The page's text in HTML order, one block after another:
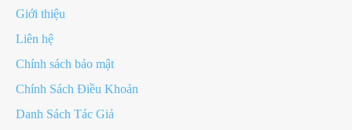
Giới thiệu
Liên hệ
Chính sách bảo mật
Chính Sách Điều Khoản
Danh Sách Tác Giả